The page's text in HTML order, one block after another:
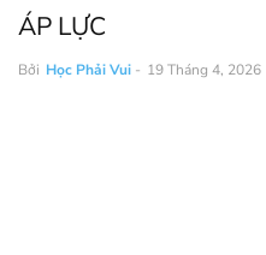
ÁP LỰC
Bởi Học Phải Vui - 19 Tháng 4, 2026